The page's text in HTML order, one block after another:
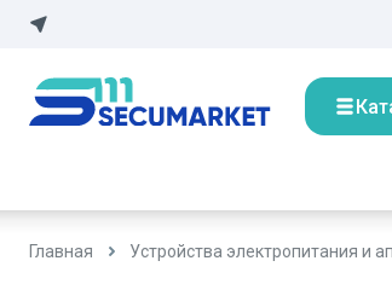
Главная Устройства электропитания и